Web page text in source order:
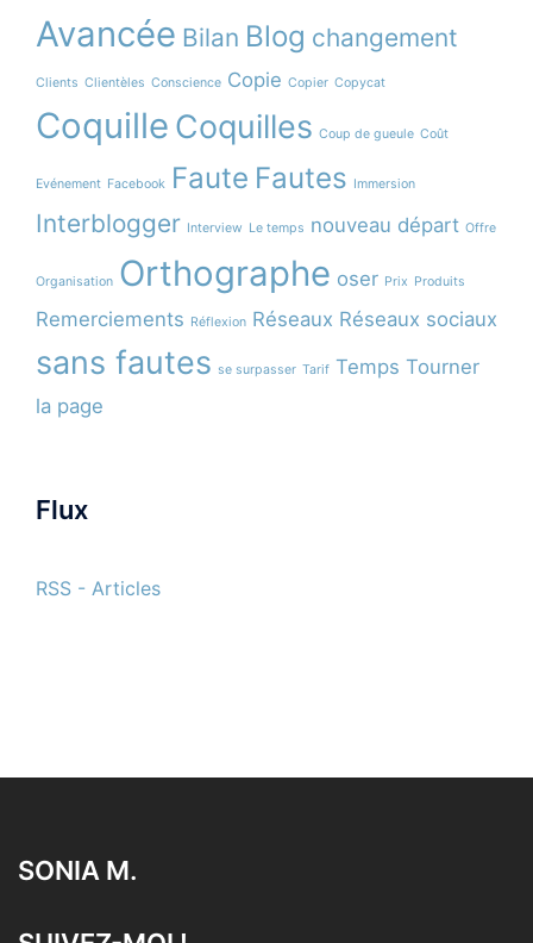
Avancée Bilan Blog changement
Clients Clientèles Conscience Copie Copier Copycat
Coquille Coquilles Coup de gueule Coût
Evénement Facebook Faute Fautes Immersion
Interblogger Interview Le temps nouveau départ Offre
Organisation Orthographe oser Prix Produits
Remerciements Réflexion Réseaux Réseaux sociaux
sans fautes se surpasser Tarif Temps Tourner
la page
Flux
RSS - Articles
SONIA M.